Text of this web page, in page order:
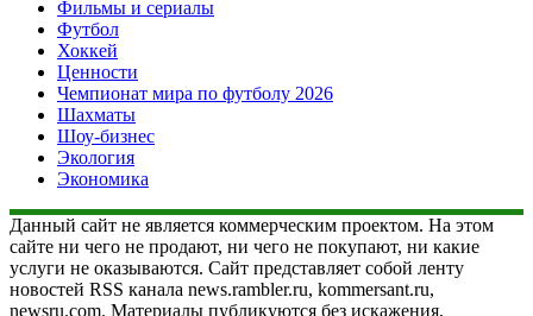
Фильмы и сериалы
Футбол
Хоккей
Ценности
Чемпионат мира по футболу 2026
Шахматы
Шоу-бизнес
Экология
Экономика
Данный сайт не является коммерческим проектом. На этом
сайте ни чего не продают, ни чего не покупают, ни какие
услуги не оказываются. Сайт представляет собой ленту
новостей RSS канала news.rambler.ru, kommersant.ru,
newsru.com. Материалы публикуются без искажения,